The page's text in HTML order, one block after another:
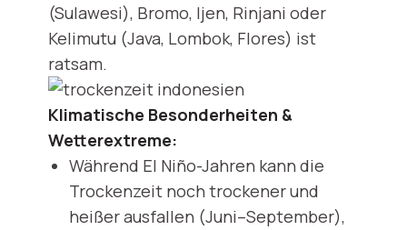
(Sulawesi), Bromo, Ijen, Rinjani oder
Kelimutu (Java, Lombok, Flores) ist
ratsam.
Klimatische Besonderheiten &
Wetterextreme:
Während El Niño-Jahren kann die
Trockenzeit noch trockener und
heißer ausfallen (Juni–September),